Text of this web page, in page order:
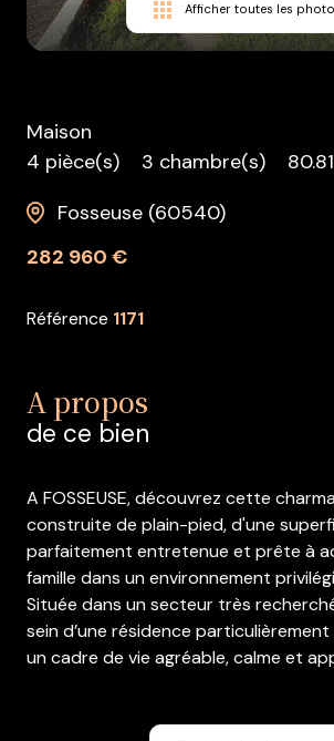
Afficher toutes les
Maison
4 pièce(s)
3 chambre(s)
Fosseuse (60540)
282 960 €
Référence 1171
A propos
de ce bien
A FOSSEUSE, découvrez cette
construite de plain-pied, d'une
parfaitement entretenue et prête à
famille dans un environnement
Située dans un secteur très
sein d’une résidence
un cadre de vie agréable, calme et